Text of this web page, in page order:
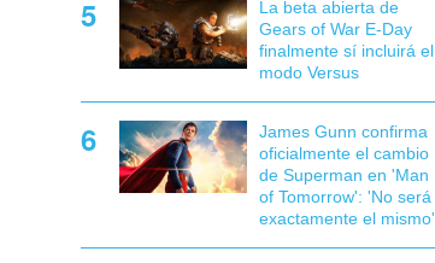
La beta abierta de
Gears of War E-Day
finalmente sí incluirá el
modo Versus
James Gunn confirma
oficialmente el cambio
de Superman en 'Man
of Tomorrow': 'No será
exactamente el mismo'